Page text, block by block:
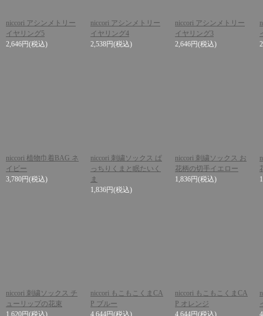
niccori アシンメトリー
イヤリング5
2,646円(税込)
niccori アシンメトリー
イヤリング4
2,538円(税込)
niccori アシンメトリー
イヤリング3
2,646円(税込)
niccori 植物巾着BAG ネ
イビー
3,780円(税込)
niccori 刺繍ソックス ぱ
っちりくまと眠たいく
ま
1,836円(税込)
niccori 刺繍ソックス お
花柄の切手イエロー
1,836円(税込)
niccori 刺繍ソックス チ
ューリップの花束
niccori もこもこくまCA
P ブルー
niccori もこもこくまCA
P オレンジ